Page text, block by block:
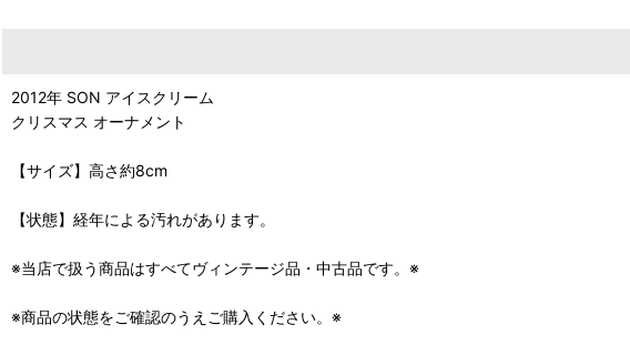
2012年 SON アイスクリーム
クリスマス オーナメント
【サイズ】高さ約8cm
【状態】経年による汚れがあります。
※当店で扱う商品はすべてヴィンテージ品・中古品です。※
※商品の状態をご確認のうえご購入ください。※